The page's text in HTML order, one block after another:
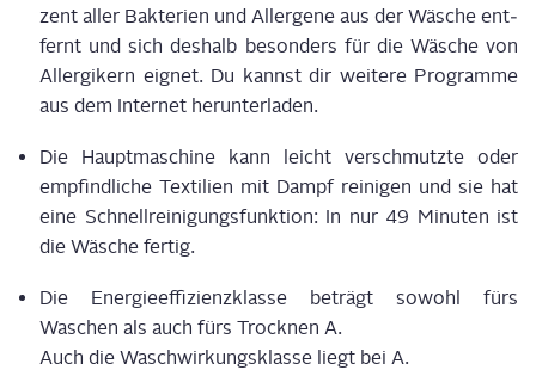
zent aller Bak­te­ri­en und All­er­ge­ne aus der Wäsche ent­
fernt und sich des­halb beson­ders für die Wäsche von
All­er­gi­kern eig­net. Du kannst dir wei­te­re Pro­gram­me
aus dem Inter­net herunterladen.
Die Haupt­ma­schi­ne kann leicht ver­schmutz­te oder
emp­find­li­che Tex­ti­li­en mit Dampf rei­ni­gen und sie hat
eine Schnell­rei­ni­gungs­funk­ti­on: In nur 49 Minu­ten ist
die Wäsche fertig.
Die Ener­gie­ef­fi­zi­enz­klas­se beträgt sowohl fürs
Waschen als auch fürs Trock­nen A.
Auch die Wasch­wir­kungs­klas­se liegt bei A.